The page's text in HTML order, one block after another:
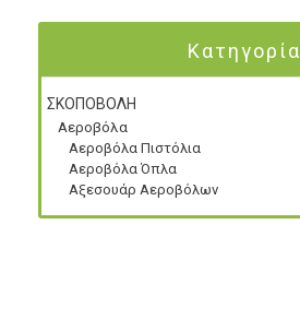
Κατηγορία
ΣΚΟΠΟΒΟΛΗ
Αεροβόλα
Αεροβόλα Πιστόλια
Αεροβόλα Όπλα
Αξεσουάρ Αεροβόλων